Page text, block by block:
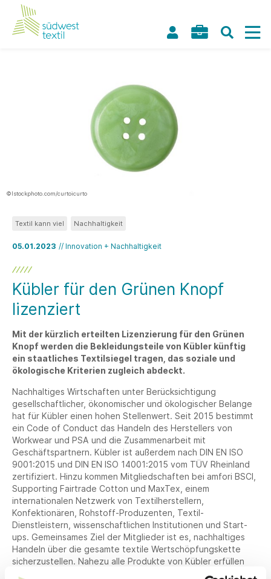
©Istockphoto.com/curtoicurto
05.01.2023 // Innovation + Nachhaltigkeit
Textil kann viel Nachhaltigkeit
Kübler für den Grünen Knopf
lizenziert
Mit der kürzlich erteilten Lizenzierung für den Grünen
Knopf werden die Bekleidungsteile von Kübler künftig
ein staatliches Textilsiegel tragen, das soziale und
ökologische Kriterien zugleich abdeckt.
Nachhaltiges Wirtschaften unter Berücksichtigung
gesellschaftlicher, ökonomischer und ökologischer Belange
hat für Kübler einen hohen Stellenwert. Seit 2015 bestimmt
ein Code of Conduct das Handeln des Herstellers von
Workwear und PSA und die Zusammenarbeit mit
Geschäftspartnern. Kübler ist außerdem nach DIN EN ISO
9001:2015 und DIN EN ISO 14001:2015 vom TÜV Rheinland
zertifiziert. Hinzu kommen Mitgliedschaften bei amfori BSCI,
Supporting Fairtrade Cotton und MaxTex, einem
internationalen Netzwerk von Textilherstellern,
Konfektionären, Rohstoff-Produzenten, Textil-
Dienstleistern, wissenschaftlichen Institutionen und Start-
ups. Gemeinsames Ziel der Mitglieder ist es, nachhaltiges
Handeln über die gesamte textile Wertschöpfungskette
sicherzustellen. Nahezu alle Produkte von Kübler erfüllen
den STANDARD 100 by OEKO-TEX. Nun folgt den Grünen